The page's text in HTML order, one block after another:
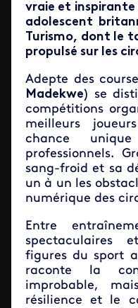
vraie et inspirante
adolescent
Turismo, dont le
propulsé sur les
Adepte des
Madekwe) se
compétitions
meilleurs
chance
professionnels.
sang-froid et sa
un à un les
numérique des
Entre
spectaculaires
figures du sport
raconte la
improbable,
résilience et le